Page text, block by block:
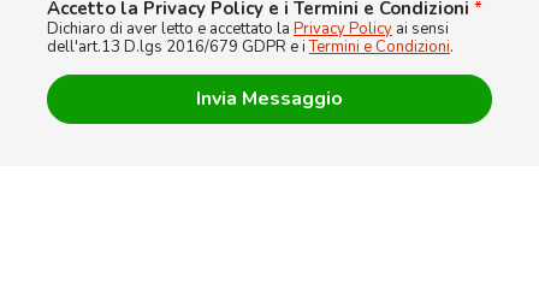
Accetto la Privacy Policy e i Termini e Condizioni *
Dichiaro di aver letto e accettato la Privacy Policy ai sensi
dell'art.13 D.lgs 2016/679 GDPR e iTermini e Condizioni.